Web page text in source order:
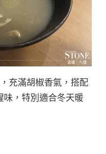
，充滿胡椒香氣，搭配
味，特別適合冬天暖